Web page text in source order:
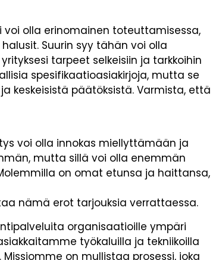
olla erinomainen toteuttamisessa,
Suurin syy tähän voi olla
tarpeet selkeisiin ja tarkkoihin
spesifikaatioasiakirjoja, mutta se
keskeisistä päätöksistä. Varmista, että
voi olla innokas miellyttämään ja
mutta sillä voi olla enemmän
on omat etunsa ja haittansa,
nämä erot tarjouksia verrattaessa.
organisaatioille ympäri
työkaluilla ja tekniikoilla
on mullistaa prosessi, joka